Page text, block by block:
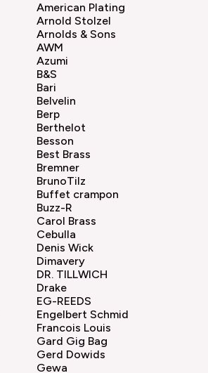
American Plating
Arnold Stolzel
Arnolds & Sons
AWM
Azumi
B&S
Bari
Belvelin
Berp
Berthelot
Besson
Best Brass
Bremner
BrunoTilz
Buffet crampon
Buzz-R
Carol Brass
Cebulla
Denis Wick
Dimavery
DR. TILLWICH
Drake
EG-REEDS
Engelbert Schmid
Francois Louis
Gard Gig Bag
Gerd Dowids
Gewa